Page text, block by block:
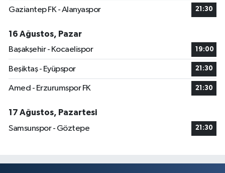
Gaziantep FK - Alanyaspor 21:30
16 Ağustos, Pazar
Başakşehir - Kocaelispor
19:00
Beşiktaş - Eyüpspor 21:30
Amed - Erzurumspor FK 21:30
17 Ağustos, Pazartesi
Samsunspor - Göztepe
21:30